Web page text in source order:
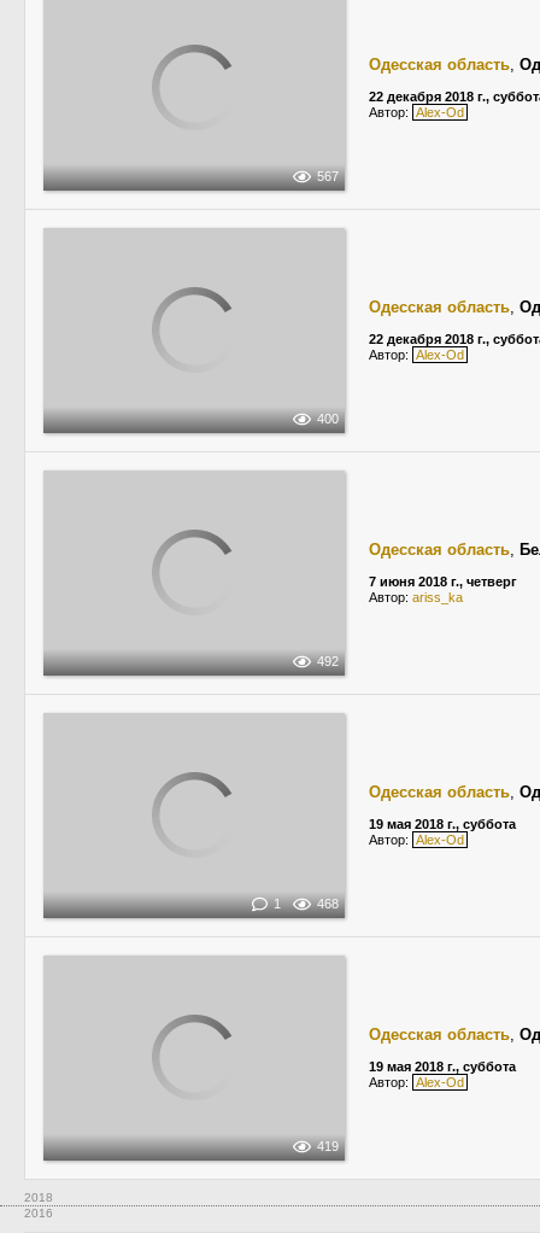
567
Одесская область,
22 декабря 2018 г.,
Автор: Alex-Od
400
Одесская область,
22 декабря 2018 г.,
Автор: Alex-Od
492
Одесская область,
7 июня 2018 г., четверг
Автор: ariss_ka
1 468
Одесская область,
19 мая 2018 г., суббота
Автор: Alex-Od
419
Одесская область,
19 мая 2018 г., суббота
Автор: Alex-Od
2018
2016